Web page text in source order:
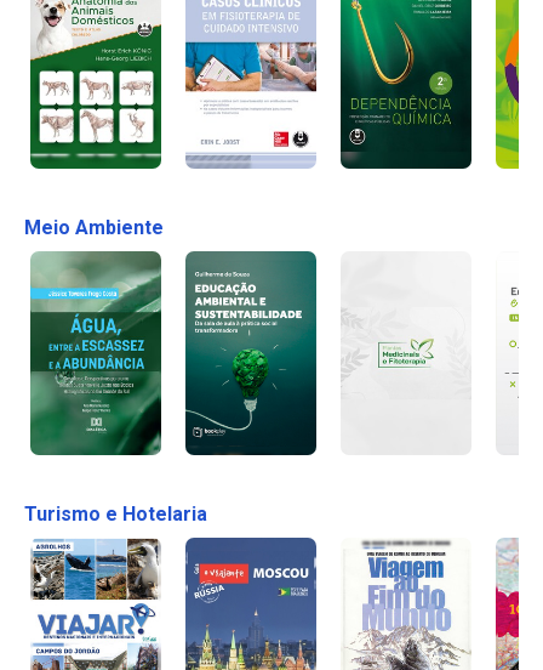
Meio Ambiente
Turismo e Hotelaria